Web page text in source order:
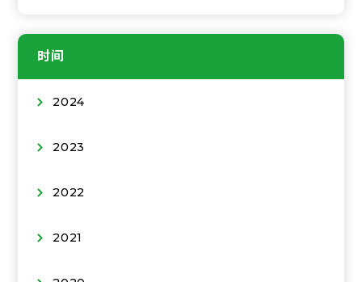
时间
2024
2023
2022
2021